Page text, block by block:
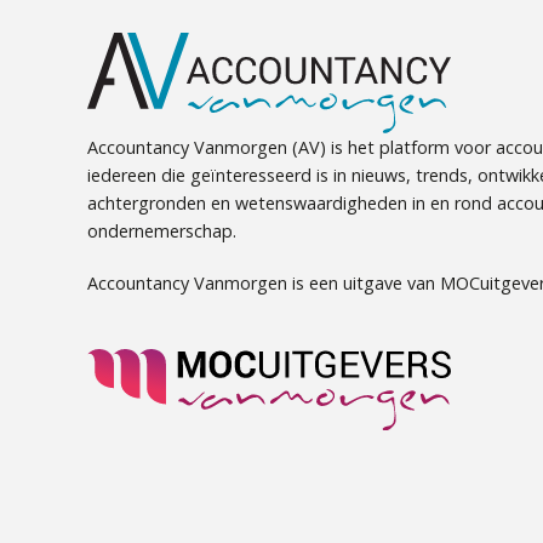
Accountancy Vanmorgen (AV) is het platform voor
iedereen die geïnteresseerd is in nieuws, trends,
achtergronden en wetenswaardigheden in en rond
ondernemerschap.
Accountancy Vanmorgen is een uitgave van